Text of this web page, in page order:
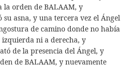
orden de BALAAM, y
asna, y una tercera vez el Ángel
de camino donde no había
ni a derecha, y
de la presencia del Ángel, y
de BALAAM, y nuevamente